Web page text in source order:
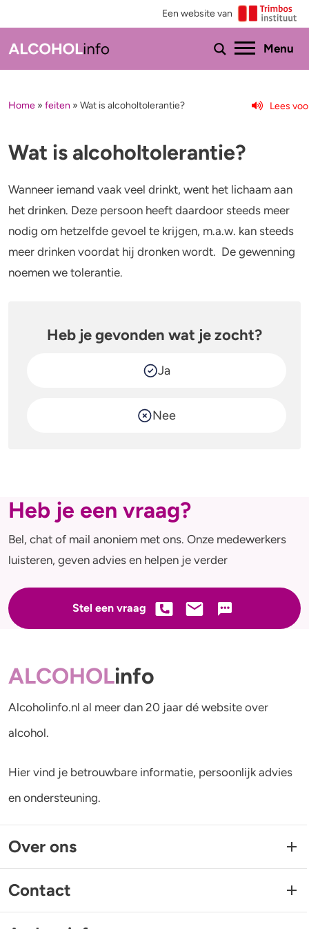
Een website van
Menu
Menu
Feiten & tips
Minder drinken of stoppen?
Hulp
Mentale gezondheid
Kinderwens & zwangerschap
Alcohol en medicijnen
Test jezelf
Test je drinkgedrag
Uitgebreide drinktest
Promillage calculator
Standaardglazen en calorieën berekenen
Home » feiten » Wat is alcoholtolerantie? Lees
Wat is alcoholtolerantie?
Wanneer iemand vaak veel drinkt, went het lichaam aan
het drinken. Deze persoon heeft daardoor steeds meer
nodig om hetzelfde gevoel te krijgen, m.a.w. kan steeds
meer drinken voordat hij dronken wordt. De gewenning
noemen we tolerantie.
Heb je gevonden wat je zocht?
Ja
Nee
Heb je een vraag?
Bel, chat of mail anoniem met ons. Onze medewerkers
luisteren, geven advies en helpen je verder
Stel een vraag
ALCOHOLinfo
Alcoholinfo.nl al meer dan 20 jaar dé website over
alcohol.
Hier vind je betrouwbare informatie, persoonlijk advies
en ondersteuning.
Over ons
Contact